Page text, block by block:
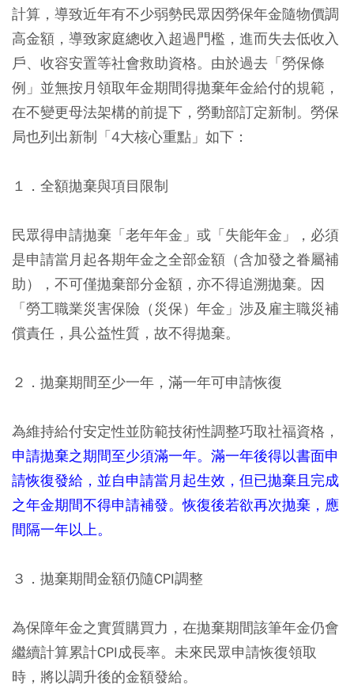
計算，導致近年有不少弱勢民眾因勞保年金隨物價調
高金額，導致家庭總收入超過門檻，進而失去低收入
戶、收容安置等社會救助資格。由於過去「勞保條
例」並無按月領取年金期間得拋棄年金給付的規範，
在不變更母法架構的前提下，勞動部訂定新制。勞保
局也列出新制「4大核心重點」如下：
１．全額拋棄與項目限制
民眾得申請拋棄「老年年金」或「失能年金」，必須
是申請當月起各期年金之全部金額（含加發之眷屬補
助），不可僅拋棄部分金額，亦不得追溯拋棄。因
「勞工職業災害保險（災保）年金」涉及雇主職災補
償責任，具公益性質，故不得拋棄。
２．拋棄期間至少一年，滿一年可申請恢復
為維持給付安定性並防範技術性調整巧取社福資格，
申請拋棄之期間至少須滿一年。滿一年後得以書面申
請恢復發給，並自申請當月起生效，但已拋棄且完成
之年金期間不得申請補發。恢復後若欲再次拋棄，應
間隔一年以上。
３．拋棄期間金額仍隨CPI調整
為保障年金之實質購買力，在拋棄期間該筆年金仍會
繼續計算累計CPI成長率。未來民眾申請恢復領取
時，將以調升後的金額發給。